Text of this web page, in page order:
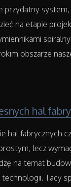
przydatny
na etapie
obszarze
hal
hal fabrycznych
lecz
na temat
Tacy